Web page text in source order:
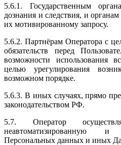
5.6.1. Государственным
дознания и следствия, и
их мотивированному запросу.
5.6.2. Партнёрам Оператора c
обязательств перед
возможности использования
целью урегулирования
возможном порядке.
5.6.3. В иных случаях, прямо
законодательством РФ.
5.7. Оператор
неавтоматизированную
Персональных данных и иных